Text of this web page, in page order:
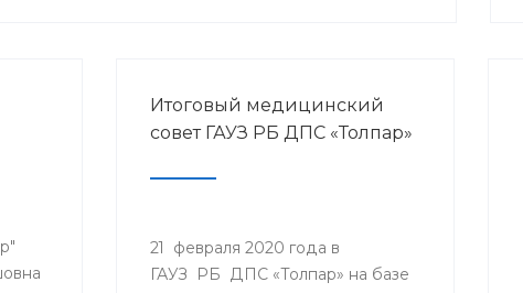
Итоговый медицинский
совет ГАУЗ РБ ДПС «Толпар»
21 февраля 2020 года в
ГАУЗ РБ ДПС «Толпар» на базе